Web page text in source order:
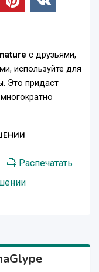
с друзьями,
используйте для
Это придаст
Распечатать